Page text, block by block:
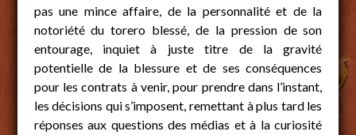
pas une mince affaire, de la personnalité et de la
notoriété du torero blessé, de la pression de son
entourage, inquiet à juste titre de la gravité
potentielle de la blessure et de ses conséquences
pour les contrats à venir, pour prendre dans l’instant,
les décisions qui s’imposent, remettant à plus tard les
réponses aux questions des médias et à la curiosité